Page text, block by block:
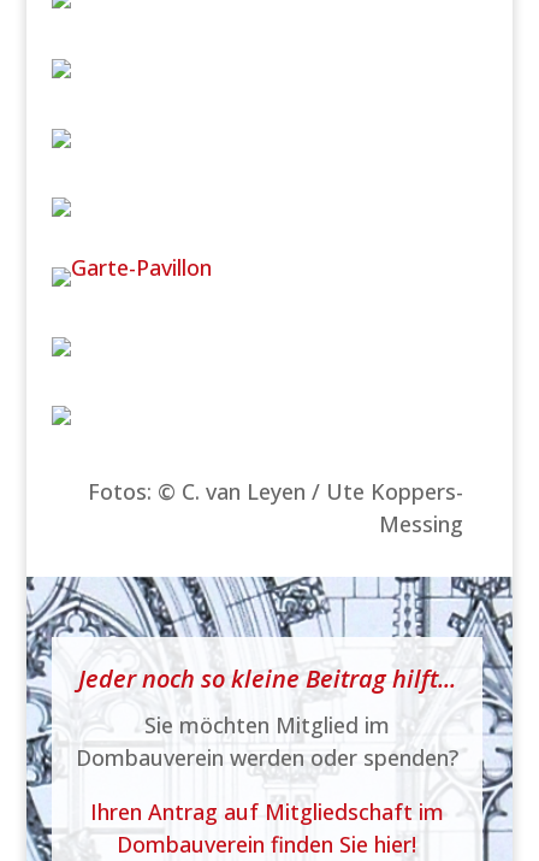
Fotos: © C. van Leyen / Ute Koppers-
Messing
Jeder noch so kleine Beitrag hilft...
Sie möchten Mitglied im
Dombauverein werden oder spenden?
Ihren Antrag auf Mitgliedschaft im
Dombauverein finden Sie hier!